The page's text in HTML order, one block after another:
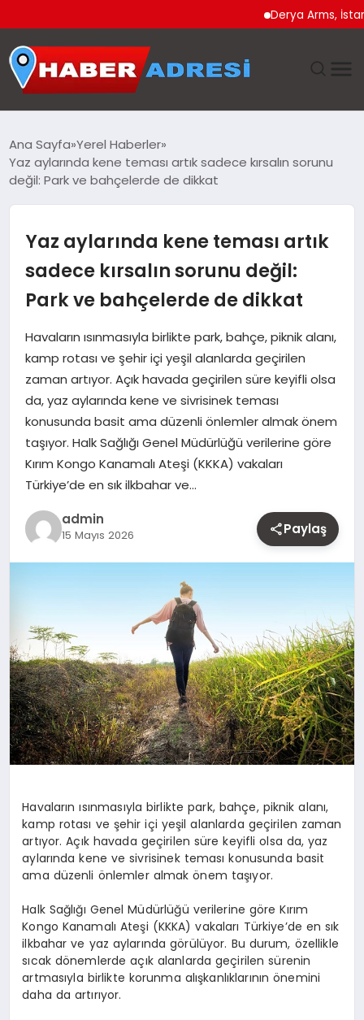
Derya Arms, İstanbul
GÜNDEM
TEKNOLOJI
EĞITIM
MAGAZIN
YAŞAM
OTOMOBIL
Ana Sayfa Yerel Haberler
Yaz aylarında kene teması artık sadece kırsalın sorunu
değil: Park ve bahçelerde de dikkat
Yaz aylarında kene teması artık
sadece kırsalın sorunu değil:
Park ve bahçelerde de dikkat
Havaların ısınmasıyla birlikte park, bahçe, piknik alanı,
kamp rotası ve şehir içi yeşil alanlarda geçirilen
zaman artıyor. Açık havada geçirilen süre keyifli olsa
da, yaz aylarında kene ve sivrisinek teması
konusunda basit ama düzenli önlemler almak önem
taşıyor. Halk Sağlığı Genel Müdürlüğü verilerine göre
Kırım Kongo Kanamalı Ateşi (KKKA) vakaları
Türkiye’de en sık ilkbahar ve…
admin
15 Mayıs 2026 Paylaş
Havaların ısınmasıyla birlikte park, bahçe, piknik alanı,
kamp rotası ve şehir içi yeşil alanlarda geçirilen zaman
artıyor. Açık havada geçirilen süre keyifli olsa da, yaz
aylarında kene ve sivrisinek teması konusunda basit
ama düzenli önlemler almak önem taşıyor.
Halk Sağlığı Genel Müdürlüğü verilerine göre Kırım
Kongo Kanamalı Ateşi (KKKA) vakaları Türkiye’de en sık
ilkbahar ve yaz aylarında görülüyor. Bu durum, özellikle
sıcak dönemlerde açık alanlarda geçirilen sürenin
artmasıyla birlikte korunma alışkanlıklarının önemini
daha da artırıyor.